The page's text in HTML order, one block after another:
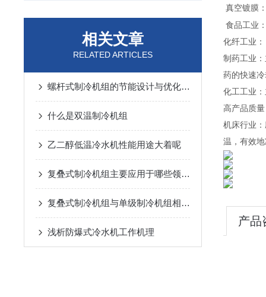
相关文章
RELATED ARTICLES
螺杆式制冷机组的节能设计与优化策略
什么是双温制冷机组
乙二醇低温冷水机性能用途大着呢
复叠式制冷机组主要应用于哪些领域？
复叠式制冷机组与单级制冷机组相比有哪些优势？
浅析​防爆式冷水机工作机理
真空镀膜
食品工业
化纤工业：
制药工业：
药的快速
化工工业：
高产品质量
机床行业：
温，有效
产品